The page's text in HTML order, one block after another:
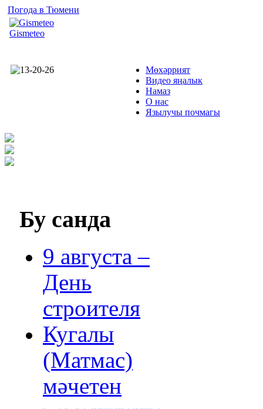
Погода в Тюмени
Gismeteo
Мөхәррият
Видео яңалык
Намаз
О нас
Язылучы почмагы
Бу санда
9 августа –
День
строителя
Кугалы
(Матмас)
мәчетен